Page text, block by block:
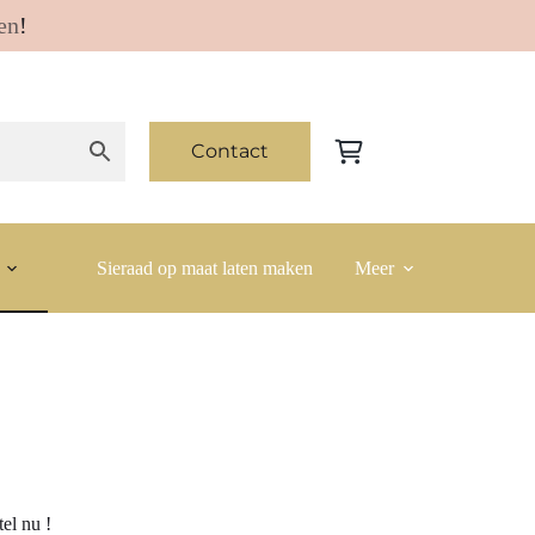
!
Contact Winkelwagen
Sieraad op maat laten maken Meer
nu !